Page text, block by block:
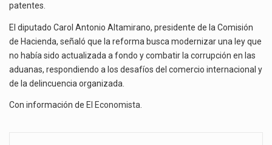
patentes.
El diputado Carol Antonio Altamirano, presidente de la Comisión
de Hacienda, señaló que la reforma busca modernizar una ley que
no había sido actualizada a fondo y combatir la corrupción en las
aduanas, respondiendo a los desafíos del comercio internacional y
de la delincuencia organizada.
Con información de El Economista.